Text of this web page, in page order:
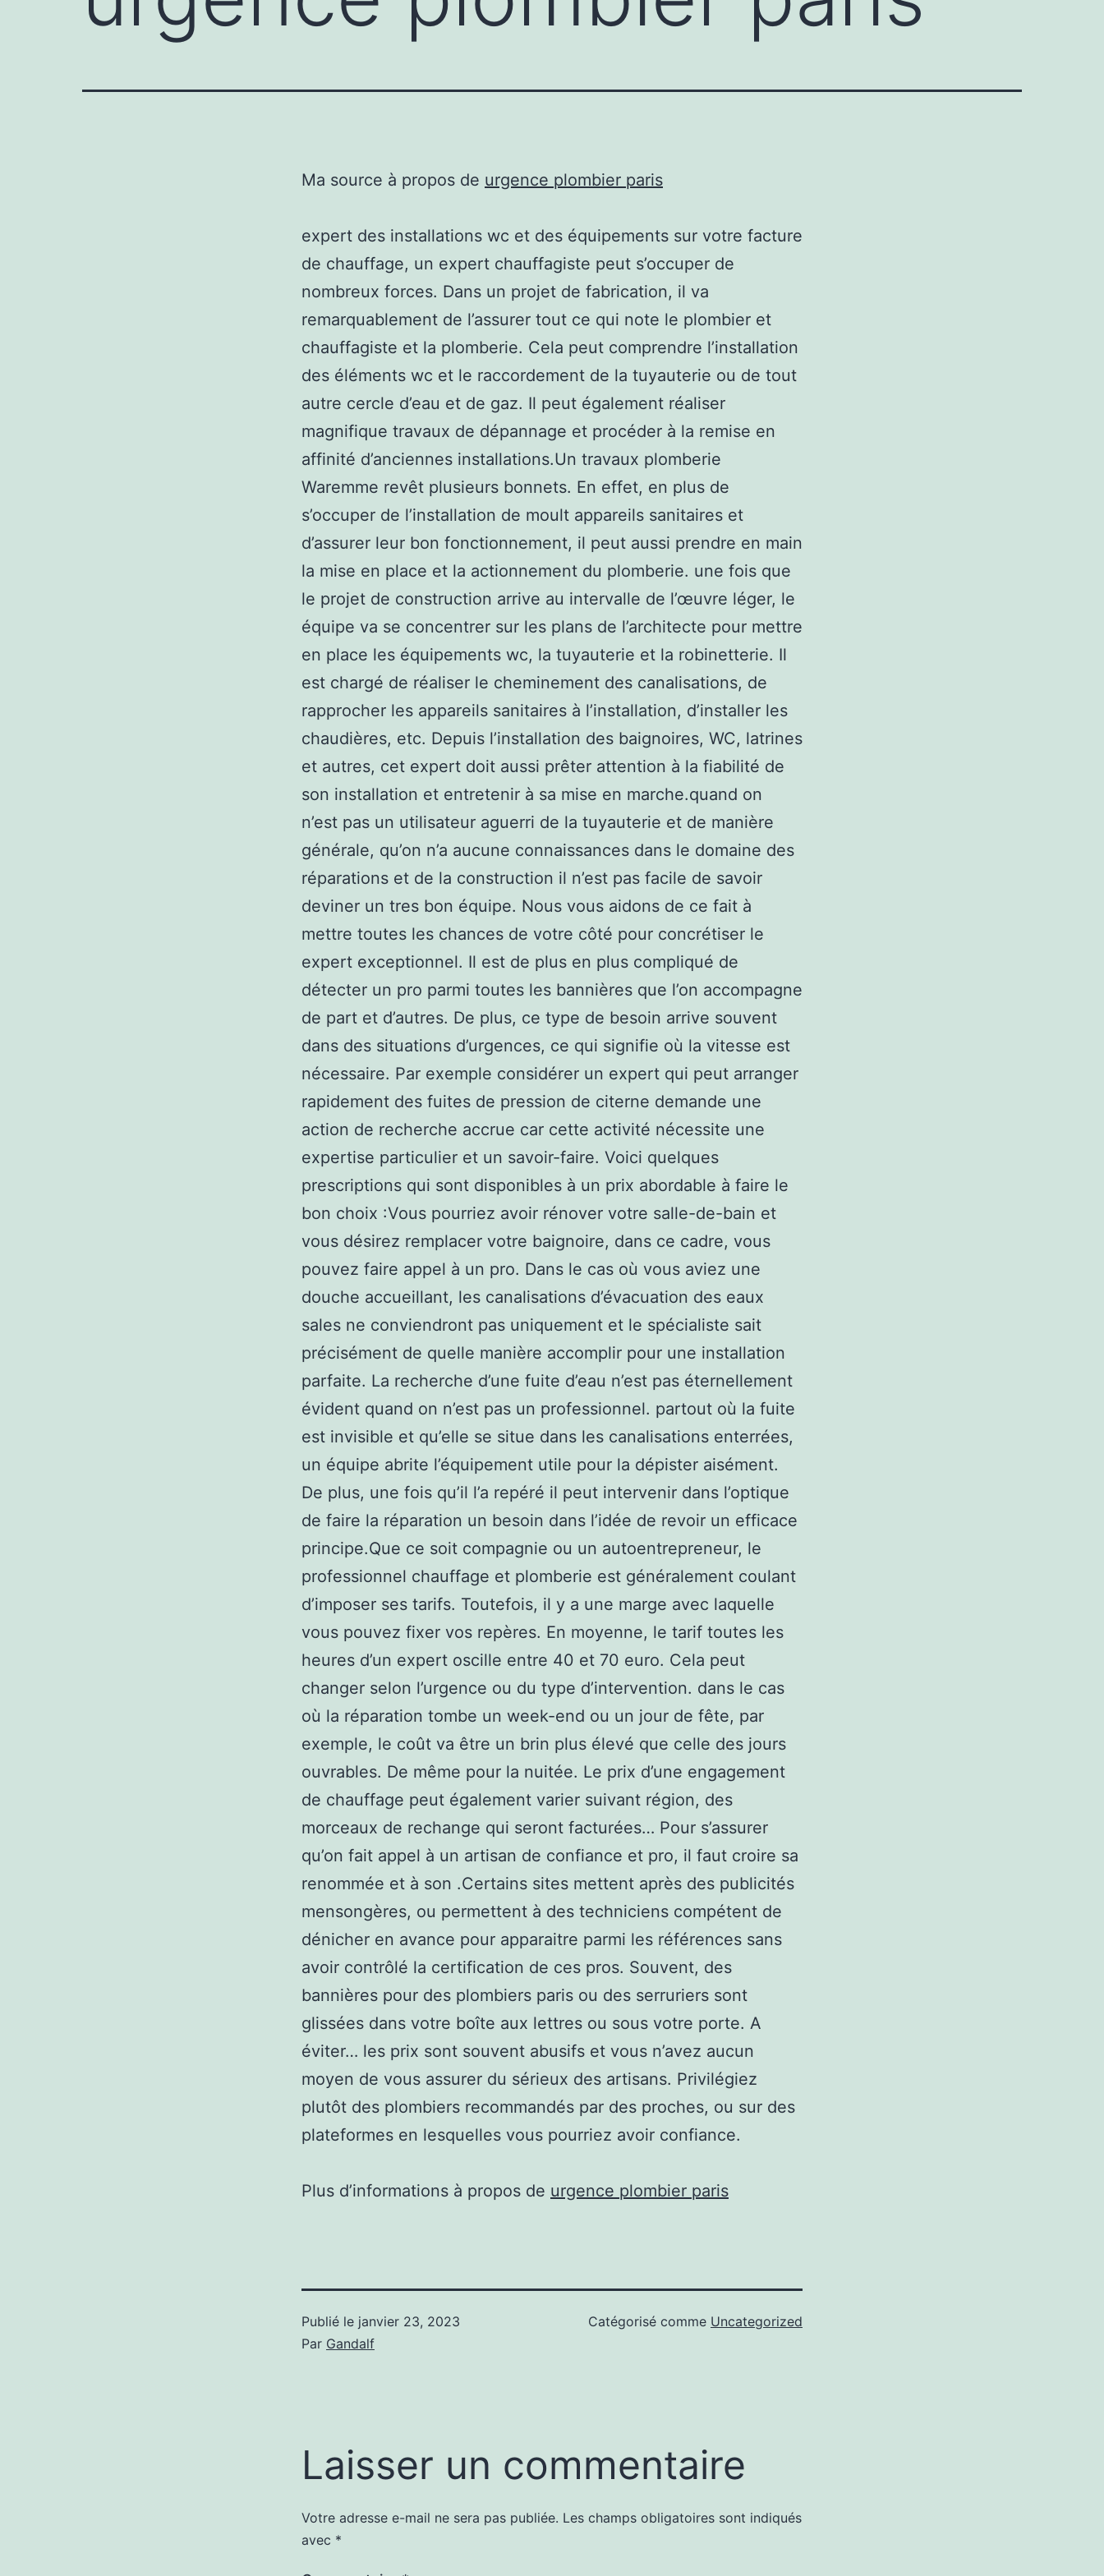
Ma source à propos de urgence plombier paris
expert des installations wc et des équipements sur votre facture
de chauffage, un expert chauffagiste peut s’occuper de
nombreux forces. Dans un projet de fabrication, il va
remarquablement de l’assurer tout ce qui note le plombier et
chauffagiste et la plomberie. Cela peut comprendre l’installation
des éléments wc et le raccordement de la tuyauterie ou de tout
autre cercle d’eau et de gaz. Il peut également réaliser
magnifique travaux de dépannage et procéder à la remise en
affinité d’anciennes installations.Un travaux plomberie
Waremme revêt plusieurs bonnets. En effet, en plus de
s’occuper de l’installation de moult appareils sanitaires et
d’assurer leur bon fonctionnement, il peut aussi prendre en main
la mise en place et la actionnement du plomberie. une fois que
le projet de construction arrive au intervalle de l’œuvre léger, le
équipe va se concentrer sur les plans de l’architecte pour mettre
en place les équipements wc, la tuyauterie et la robinetterie. Il
est chargé de réaliser le cheminement des canalisations, de
rapprocher les appareils sanitaires à l’installation, d’installer les
chaudières, etc. Depuis l’installation des baignoires, WC, latrines
et autres, cet expert doit aussi prêter attention à la fiabilité de
son installation et entretenir à sa mise en marche.quand on
n’est pas un utilisateur aguerri de la tuyauterie et de manière
générale, qu’on n’a aucune connaissances dans le domaine des
réparations et de la construction il n’est pas facile de savoir
deviner un tres bon équipe. Nous vous aidons de ce fait à
mettre toutes les chances de votre côté pour concrétiser le
expert exceptionnel. Il est de plus en plus compliqué de
détecter un pro parmi toutes les bannières que l’on accompagne
de part et d’autres. De plus, ce type de besoin arrive souvent
dans des situations d’urgences, ce qui signifie où la vitesse est
nécessaire. Par exemple considérer un expert qui peut arranger
rapidement des fuites de pression de citerne demande une
action de recherche accrue car cette activité nécessite une
expertise particulier et un savoir-faire. Voici quelques
prescriptions qui sont disponibles à un prix abordable à faire le
bon choix :Vous pourriez avoir rénover votre salle-de-bain et
vous désirez remplacer votre baignoire, dans ce cadre, vous
pouvez faire appel à un pro. Dans le cas où vous aviez une
douche accueillant, les canalisations d’évacuation des eaux
sales ne conviendront pas uniquement et le spécialiste sait
précisément de quelle manière accomplir pour une installation
parfaite. La recherche d’une fuite d’eau n’est pas éternellement
évident quand on n’est pas un professionnel. partout où la fuite
est invisible et qu’elle se situe dans les canalisations enterrées,
un équipe abrite l’équipement utile pour la dépister aisément.
De plus, une fois qu’il l’a repéré il peut intervenir dans l’optique
de faire la réparation un besoin dans l’idée de revoir un efficace
principe.Que ce soit compagnie ou un autoentrepreneur, le
professionnel chauffage et plomberie est généralement coulant
d’imposer ses tarifs. Toutefois, il y a une marge avec laquelle
vous pouvez fixer vos repères. En moyenne, le tarif toutes les
heures d’un expert oscille entre 40 et 70 euro. Cela peut
changer selon l’urgence ou du type d’intervention. dans le cas
où la réparation tombe un week-end ou un jour de fête, par
exemple, le coût va être un brin plus élevé que celle des jours
ouvrables. De même pour la nuitée. Le prix d’une engagement
de chauffage peut également varier suivant région, des
morceaux de rechange qui seront facturées… Pour s’assurer
qu’on fait appel à un artisan de confiance et pro, il faut croire sa
renommée et à son .Certains sites mettent après des publicités
mensongères, ou permettent à des techniciens compétent de
dénicher en avance pour apparaitre parmi les références sans
avoir contrôlé la certification de ces pros. Souvent, des
bannières pour des plombiers paris ou des serruriers sont
glissées dans votre boîte aux lettres ou sous votre porte. A
éviter… les prix sont souvent abusifs et vous n’avez aucun
moyen de vous assurer du sérieux des artisans. Privilégiez
plutôt des plombiers recommandés par des proches, ou sur des
plateformes en lesquelles vous pourriez avoir confiance.
Plus d’informations à propos de urgence plombier paris
Publié le janvier 23, 2023
Par Gandalf
Catégorisé comme Uncategorized
Laisser un commentaire
Votre adresse e-mail ne sera pas publiée. Les champs obligatoires sont indiqués
avec *